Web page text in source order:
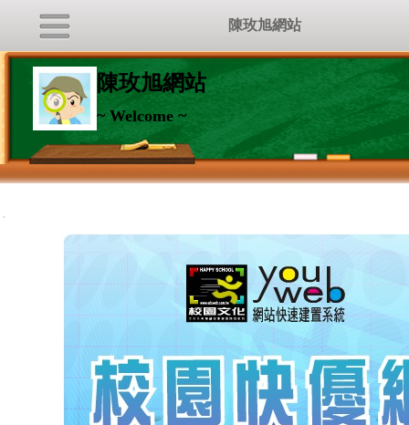
陳玫旭網站
~ Welcome ~
:::
陳玫旭網站